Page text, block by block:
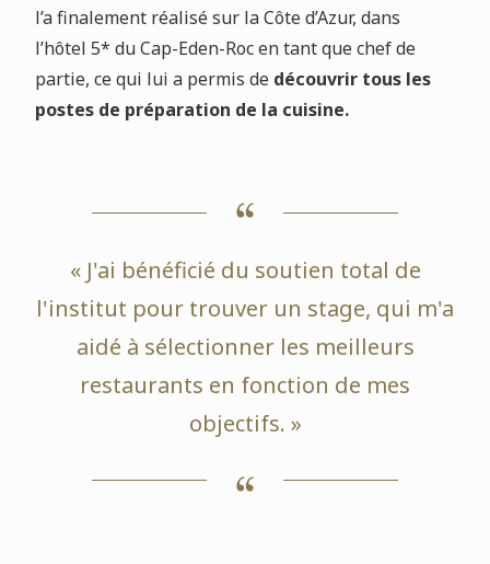
l’a finalement réalisé sur la Côte d’Azur, dans
l’hôtel 5* du Cap-Eden-Roc en tant que chef de
partie, ce qui lui a permis de découvrir tous les
postes de préparation de la cuisine.
« J'ai bénéficié du soutien total de
l'institut pour trouver un stage, qui m'a
aidé à sélectionner les meilleurs
restaurants en fonction de mes
objectifs. »